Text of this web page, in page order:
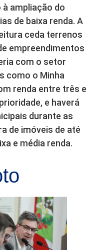
à ampliação do
de baixa renda. A
ceda terrenos
empreendimentos
com o setor
como o Minha
renda entre três e
e haverá
durante as
de imóveis de até
e média renda.